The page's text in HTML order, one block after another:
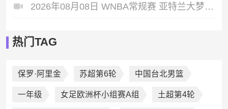
2026年08月08日 WNBA常规赛 亚特兰大梦想 74 - 79 华盛顿神秘人 全场集锦
热门TAG
‌保罗·阿里金 苏超第6轮 中国台北男篮
一年级 女足欧洲杯小组赛A组 土超第4轮